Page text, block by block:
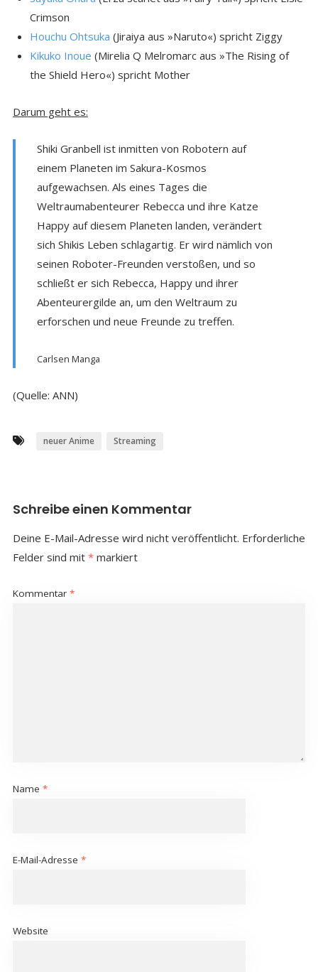
Crimson
Houchu Ohtsuka (Jiraiya aus »Naruto«) spricht Ziggy
Kikuko Inoue (Mirelia Q Melromarc aus »The Rising of
the Shield Hero«) spricht Mother
Darum geht es:
Shiki Granbell ist inmitten von Robotern auf
einem Planeten im Sakura-Kosmos
aufgewachsen. Als eines Tages die
Weltraumabenteurer Rebecca und ihre Katze
Happy auf diesem Planeten landen, verändert
sich Shikis Leben schlagartig. Er wird nämlich von
seinen Roboter-Freunden verstoßen, und so
schließt er sich Rebecca, Happy und ihrer
Abenteurergilde an, um den Weltraum zu
erforschen und neue Freunde zu treffen.
Carlsen Manga
(Quelle: ANN)
neuer Anime Streaming
Schreibe einen Kommentar
Deine E-Mail-Adresse wird nicht veröffentlicht. Erforderliche
Felder sind mit *markiert
Kommentar *
Name *
E-Mail-Adresse *
Website